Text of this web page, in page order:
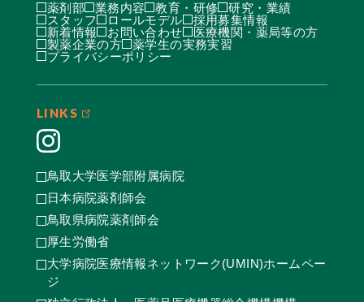
薬剤部 業務内容 教育・研修
研究・業績
スタッフ
ロールモデル
採用募集情報
新着情報
お問い合わせ
医療機関・薬局等の方
製薬企業の方
薬学生の実務実習
プライバシーポリシー
LINKS
鳥取大学医学部附属病院
日本病院薬剤師会
鳥取県病院薬剤師会
厚生労働省
大学病院医療情報ネットワーク(UMIN)ホームペー
ジ